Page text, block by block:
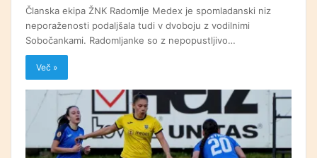
Članska ekipa ŽNK Radomlje Medex je spomladanski niz
neporaženosti podaljšala tudi v dvoboju z vodilnimi
Sobočankami. Radomljanke so z nepopustljivo…
Več »